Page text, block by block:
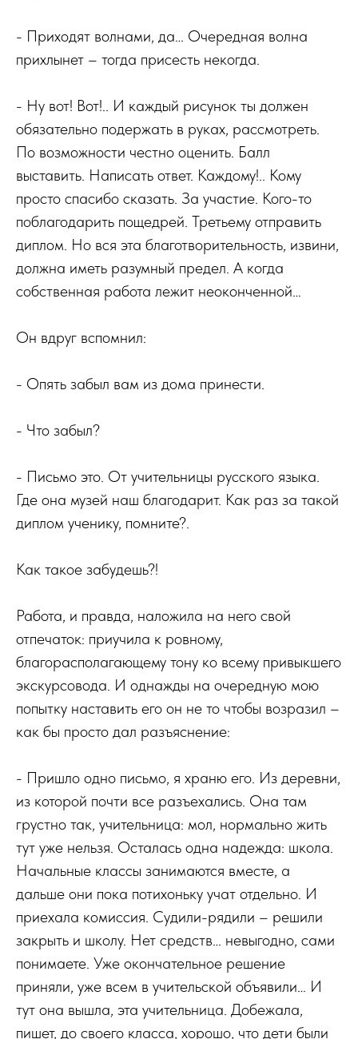
- Приходят волнами, да… Очередная волна
прихлынет – тогда присесть некогда.
- Ну вот! Вот!.. И каждый рисунок ты должен
обязательно подержать в руках, рассмотреть.
По возможности честно оценить. Балл
выставить. Написать ответ. Каждому!.. Кому
просто спасибо сказать. За участие. Кого-то
поблагодарить пощедрей. Третьему отправить
диплом. Но вся эта благотворительность, извини,
должна иметь разумный предел. А когда
собственная работа лежит неоконченной…
Он вдруг вспомнил:
- Опять забыл вам из дома принести.
- Что забыл?
- Письмо это. От учительницы русского языка.
Где она музей наш благодарит. Как раз за такой
диплом ученику, помните?.
Как такое забудешь?!
Работа, и правда, наложила на него свой
отпечаток: приучила к ровному,
благорасполагающему тону ко всему привыкшего
экскурсовода. И однажды на очередную мою
попытку наставить его он не то чтобы возразил –
как бы просто дал разъяснение:
- Пришло одно письмо, я храню его. Из деревни,
из которой почти все разъехались. Она там
грустно так, учительница: мол, нормально жить
тут уже нельзя. Осталась одна надежда: школа.
Начальные классы занимаются вместе, а
дальше они пока потихоньку учат отдельно. И
приехала комиссия. Судили-рядили – решили
закрыть и школу. Нет средств… невыгодно, сами
понимаете. Уже окончательное решение
приняли, уже всем в учительской объявили… И
тут она вышла, эта учительница. Добежала,
пишет, до своего класса, хорошо, что дети были